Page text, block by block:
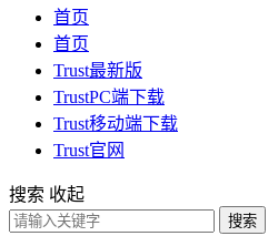
首页
首页
Trust最新版
TrustPC端下载
Trust移动端下载
Trust官网
搜索 收起
搜索